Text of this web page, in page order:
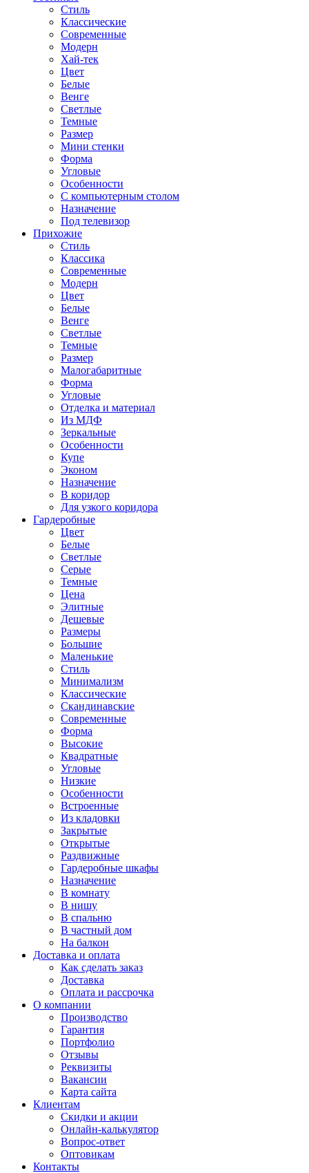
Стиль
Классические
Современные
Модерн
Хай-тек
Цвет
Белые
Венге
Светлые
Темные
Размер
Мини стенки
Форма
Угловые
Особенности
С компьютерным столом
Назначение
Под телевизор
Прихожие
Стиль
Классика
Современные
Модерн
Цвет
Белые
Венге
Светлые
Темные
Размер
Малогабаритные
Форма
Угловые
Отделка и материал
Из МДФ
Зеркальные
Особенности
Купе
Эконом
Назначение
В коридор
Для узкого коридора
Гардеробные
Цвет
Белые
Светлые
Серые
Темные
Цена
Элитные
Дешевые
Размеры
Большие
Маленькие
Стиль
Минимализм
Классические
Скандинавские
Современные
Форма
Высокие
Квадратные
Угловые
Низкие
Особенности
Встроенные
Из кладовки
Закрытые
Открытые
Раздвижные
Гардеробные шкафы
Назначение
В комнату
В нишу
В спальню
В частный дом
На балкон
Доставка и оплата
Как сделать заказ
Доставка
Оплата и рассрочка
О компании
Производство
Гарантия
Портфолио
Отзывы
Реквизиты
Вакансии
Карта сайта
Клиентам
Скидки и акции
Онлайн-калькулятор
Вопрос-ответ
Оптовикам
Контакты